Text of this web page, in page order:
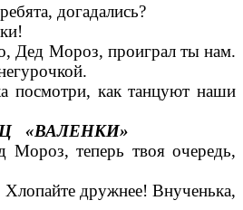
догадались?
Мороз, проиграл ты нам.
как танцуют наши
«ВАЛЕНКИ»
теперь твоя очередь,
дружнее! Внученька,